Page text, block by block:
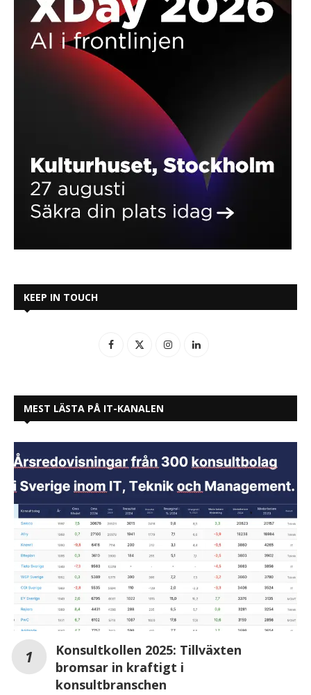
KEEP IN TOUCH
MEST LÄSTA PÅ IT-KANALEN
Konsultkollen 2025: Tillväxten
bromsar in kraftigt i
konsultbranschen